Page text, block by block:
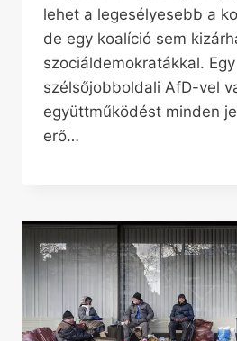
lehet a legesélyesebb a
de egy koalíció sem
szociáldemokratákkal.
szélsőjobboldali AfD-vel
együttműködést minden
erő…